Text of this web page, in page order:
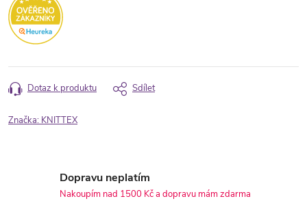
Dotaz k produktu Sdílet
Značka: KNITTEX
Dopravu neplatím
Nakoupím nad 1500 Kč a dopravu mám zdarma